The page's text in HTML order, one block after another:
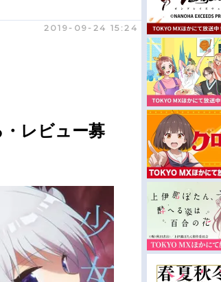
覧
今期アニメ曜日別一覧
2019-09-24 15:24
・レビュー募